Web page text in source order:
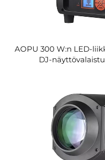
AOPU 300 W:n LED-
DJ-
hunajakenkä- ja